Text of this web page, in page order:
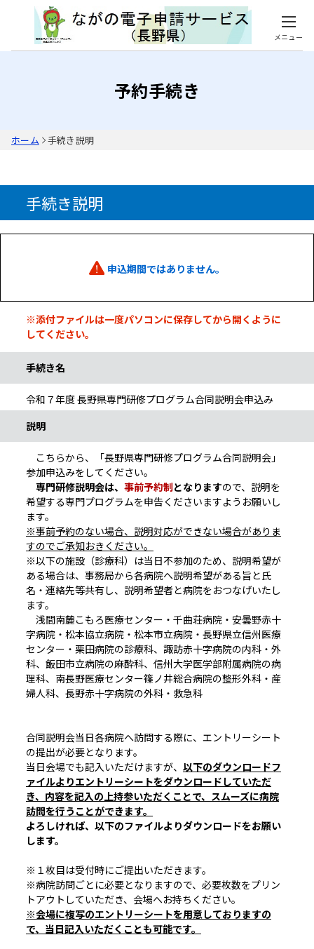
メニュー
予約手続き
ホーム 手続き説明
手続き説明
申込期間ではありません。
※添付ファイルは一度パソコンに保存してから開くように
してください。
手続き名
令和７年度 長野県専門研修プログラム合同説明会申込み
説明
こちらから、「長野県専門研修プログラム合同説明会」
参加申込みをしてください。
専門研修説明会は、 事前予約制となりますので、説明を
希望する専門プログラムを申告くださいますようお願いし
ます。
※事前予約のない場合、説明対応ができない場合がありま
すのでご承知おきください。
※以下の施設（診療科）は当日不参加のため、説明希望が
ある場合は、事務局から各病院へ説明希望がある旨と氏
名・連絡先等共有し、説明希望者と病院をおつなげいたし
ます。
浅間南麓こもろ医療センター・千曲荘病院・安曇野赤十
字病院・松本協立病院・松本市立病院・長野県立信州医療
センター・栗田病院の診療科、諏訪赤十字病院の内科・外
科、飯田市立病院の麻酔科、信州大学医学部附属病院の病
理科、南長野医療センター篠ノ井総合病院の整形外科・産
婦人科、長野赤十字病院の外科・救急科
合同説明会当日各病院へ訪問する際に、エントリーシート
の提出が必要となります。
当日会場でも記入いただけますが、 以下のダウンロードフ
ァイルよりエントリーシートをダウンロードしていただ
き、内容を記入の上持参いただくことで、スムーズに病院
訪問を行うことができます。
よろしければ、以下のファイルよりダウンロードをお願い
します。
※１枚目は受付時にご提出いただきます。
※病院訪問ごとに必要となりますので、必要枚数をプリン
トアウトしていただき、会場へお持ちください。
※会場に複写のエントリーシートを用意しておりますの
で、当日記入いただくことも可能です。